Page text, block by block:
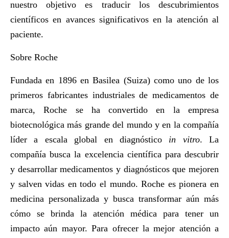
nuestro objetivo es traducir los descubrimientos
científicos en avances significativos en la atención al
paciente.
Sobre Roche
Fundada en 1896 en Basilea (Suiza) como uno de los
primeros fabricantes industriales de medicamentos de
marca, Roche se ha convertido en la empresa
biotecnológica más grande del mundo y en la compañía
líder a escala global en diagnóstico in vitro. La
compañía busca la excelencia científica para descubrir
y desarrollar medicamentos y diagnósticos que mejoren
y salven vidas en todo el mundo. Roche es pionera en
medicina personalizada y busca transformar aún más
cómo se brinda la atención médica para tener un
impacto aún mayor. Para ofrecer la mejor atención a